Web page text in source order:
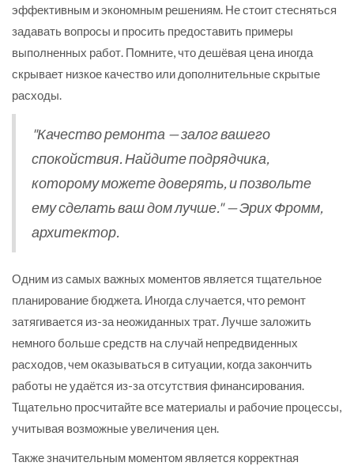
эффективным и экономным решениям. Не стоит стесняться
задавать вопросы и просить предоставить примеры
выполненных работ. Помните, что дешёвая цена иногда
скрывает низкое качество или дополнительные скрытые
расходы.
"Качество ремонта — залог вашего
спокойствия. Найдите подрядчика,
которому можете доверять, и позвольте
ему сделать ваш дом лучше." — Эрих Фромм,
архитектор.
Одним из самых важных моментов является тщательное
планирование бюджета. Иногда случается, что ремонт
затягивается из-за неожиданных трат. Лучше заложить
немного больше средств на случай непредвиденных
расходов, чем оказываться в ситуации, когда закончить
работы не удаётся из-за отсутствия финансирования.
Тщательно просчитайте все материалы и рабочие процессы,
учитывая возможные увеличения цен.
Также значительным моментом является корректная